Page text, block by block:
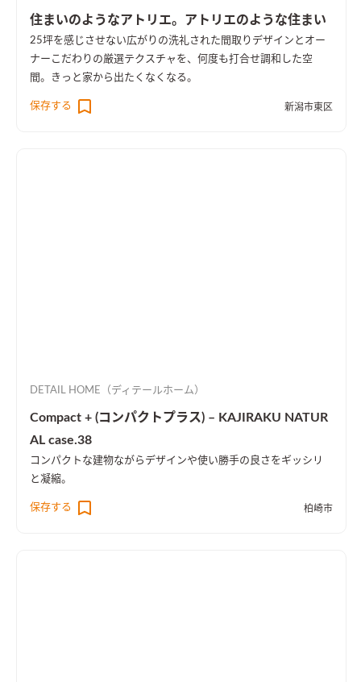
住まいのようなアトリエ。アトリエのような住まい
25坪を感じさせない広がりの洗礼された間取りデザインとオー
ナーこだわりの厳選テクスチャを、何度も打合せ調和した空
間。きっと家から出たくなくなる。
保存する 新潟市東区
DETAIL HOME（ディテールホーム）
Compact + (コンパクトプラス) – KAJIRAKU NATUR
AL case.38
コンパクトな建物ながらデザインや使い勝手の良さをギッシリ
と凝縮。
保存する 柏崎市